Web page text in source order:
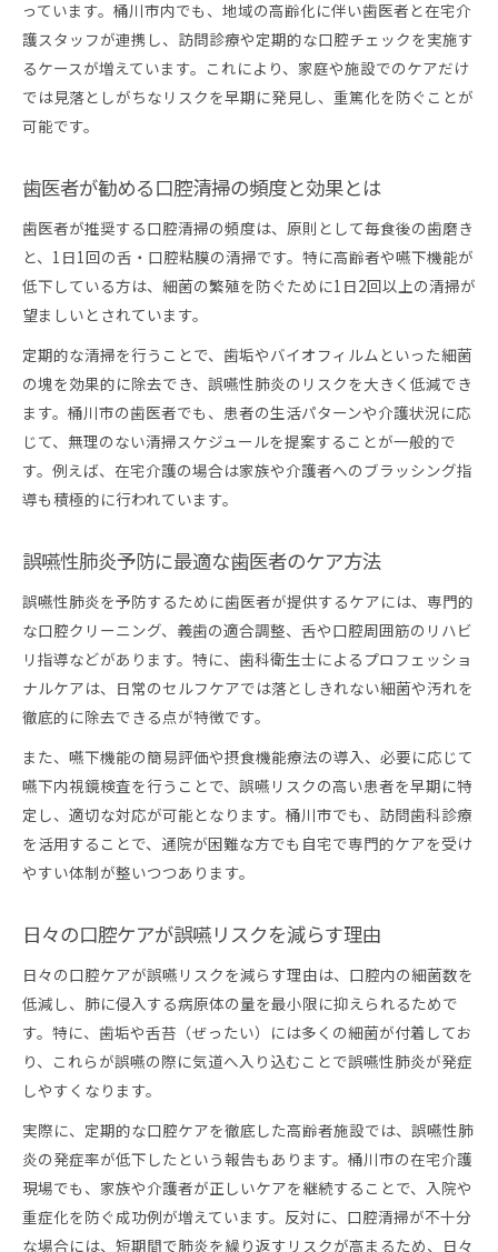
っています。桶川市内でも、地域の高齢化に伴い歯医者と在宅介
護スタッフが連携し、訪問診療や定期的な口腔チェックを実施す
るケースが増えています。これにより、家庭や施設でのケアだけ
では見落としがちなリスクを早期に発見し、重篤化を防ぐことが
可能です。
歯医者が勧める口腔清掃の頻度と効果とは
歯医者が推奨する口腔清掃の頻度は、原則として毎食後の歯磨き
と、1日1回の舌・口腔粘膜の清掃です。特に高齢者や嚥下機能が
低下している方は、細菌の繁殖を防ぐために1日2回以上の清掃が
望ましいとされています。
定期的な清掃を行うことで、歯垢やバイオフィルムといった細菌
の塊を効果的に除去でき、誤嚥性肺炎のリスクを大きく低減でき
ます。桶川市の歯医者でも、患者の生活パターンや介護状況に応
じて、無理のない清掃スケジュールを提案することが一般的で
す。例えば、在宅介護の場合は家族や介護者へのブラッシング指
導も積極的に行われています。
誤嚥性肺炎予防に最適な歯医者のケア方法
誤嚥性肺炎を予防するために歯医者が提供するケアには、専門的
な口腔クリーニング、義歯の適合調整、舌や口腔周囲筋のリハビ
リ指導などがあります。特に、歯科衛生士によるプロフェッショ
ナルケアは、日常のセルフケアでは落としきれない細菌や汚れを
徹底的に除去できる点が特徴です。
また、嚥下機能の簡易評価や摂食機能療法の導入、必要に応じて
嚥下内視鏡検査を行うことで、誤嚥リスクの高い患者を早期に特
定し、適切な対応が可能となります。桶川市でも、訪問歯科診療
を活用することで、通院が困難な方でも自宅で専門的ケアを受け
やすい体制が整いつつあります。
日々の口腔ケアが誤嚥リスクを減らす理由
日々の口腔ケアが誤嚥リスクを減らす理由は、口腔内の細菌数を
低減し、肺に侵入する病原体の量を最小限に抑えられるためで
す。特に、歯垢や舌苔（ぜったい）には多くの細菌が付着してお
り、これらが誤嚥の際に気道へ入り込むことで誤嚥性肺炎が発症
しやすくなります。
実際に、定期的な口腔ケアを徹底した高齢者施設では、誤嚥性肺
炎の発症率が低下したという報告もあります。桶川市の在宅介護
現場でも、家族や介護者が正しいケアを継続することで、入院や
重症化を防ぐ成功例が増えています。反対に、口腔清掃が不十分
な場合には、短期間で肺炎を繰り返すリスクが高まるため、日々